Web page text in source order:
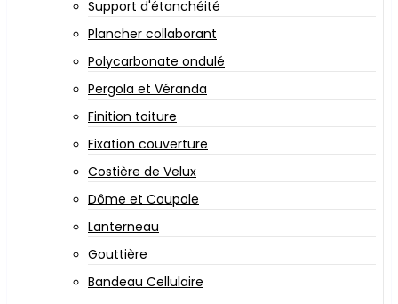
Support d'étanchéité
Plancher collaborant
Polycarbonate ondulé
Pergola et Véranda
Finition toiture
Fixation couverture
Costière de Velux
Dôme et Coupole
Lanterneau
Gouttière
Bandeau Cellulaire